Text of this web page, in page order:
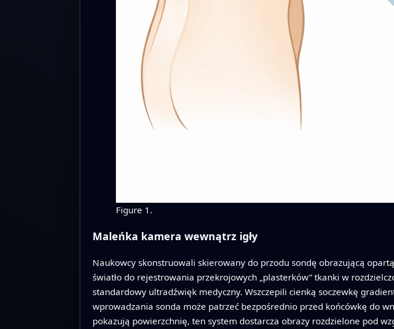
Figure 1.
Maleńka kamera wewnątrz igły
Naukowcy skonstruowali skierowany do przodu sondę obrazującą
światło do rejestrowania przekrojowych „plasterków” tkanki w
standardowy ultradźwięk medyczny. Wszczepili cienką soczewkę
wprowadzania sonda może patrzeć bezpośrednio przed końcówkę do
pokazują powierzchnię, ten system dostarcza obrazy rozdzielone pod